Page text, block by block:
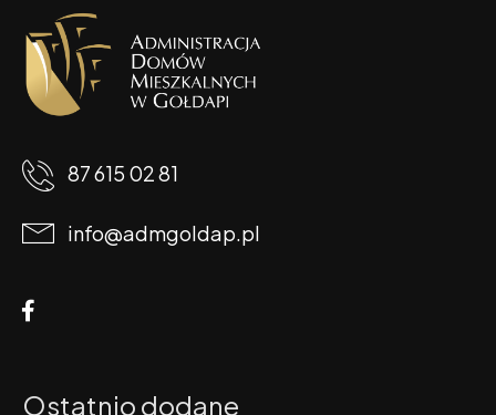
87 615 02 81
info@admgoldap.pl
Ostatnio dodane